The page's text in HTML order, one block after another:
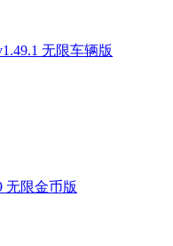
无限车辆版
无限金币版